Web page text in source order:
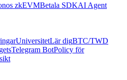
zkEVMBetala SDKAI Agent
UniversitetLär digBTC/TWD
Telegram BotPolicy för